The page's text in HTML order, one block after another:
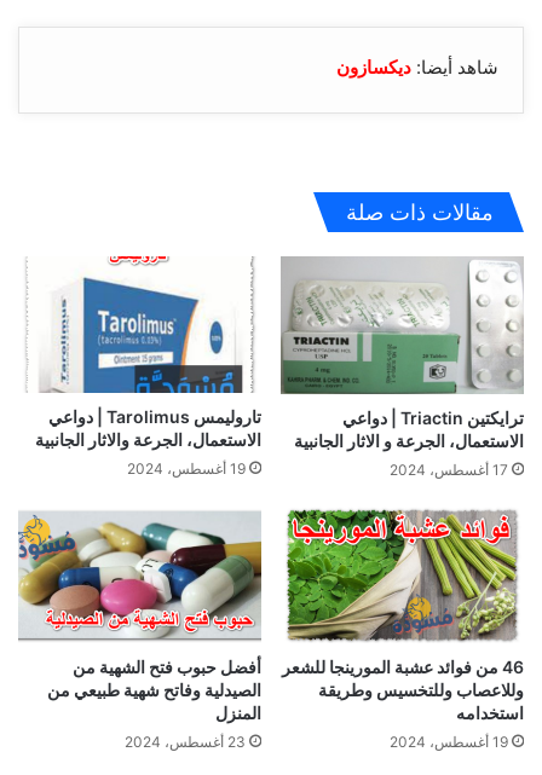
شاهد أيضا: ديكسازون
مقالات ذات صلة
ترايكتين Triactin | دواعي
الاستعمال، الجرعة و الاثار الجانبية
17 أغسطس، 2024
تاروليمس Tarolimus | دواعي
الاستعمال، الجرعة والاثار الجانبية
19 أغسطس، 2024
46 من فوائد عشبة المورينجا للشعر
وللاعصاب وللتخسيس وطريقة
استخدامه
19 أغسطس، 2024
أفضل حبوب فتح الشهية من
الصيدلية وفاتح شهية طبيعي من
المنزل
23 أغسطس، 2024